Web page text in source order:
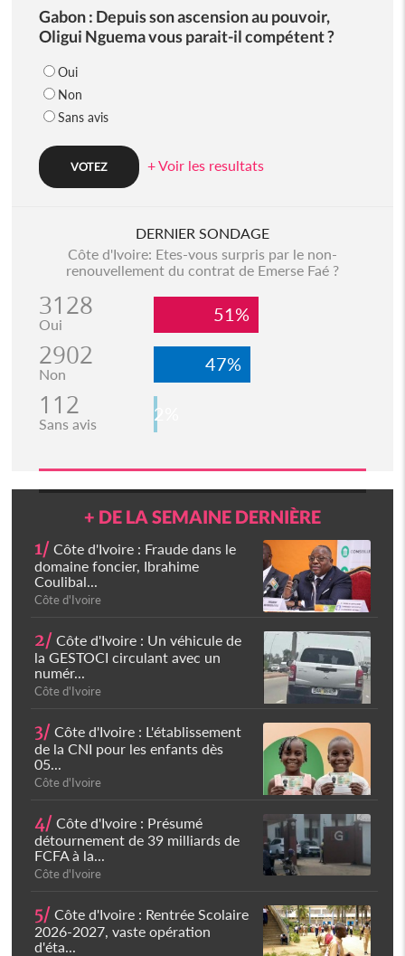
Gabon : Depuis son ascension au pouvoir,
Oligui Nguema vous parait-il compétent ?
Oui
Non
Sans avis
+ Voir les resultats
DERNIER SONDAGE
Côte d'Ivoire: Etes-vous surpris par le non-
renouvellement du contrat de Emerse Faé ?
3128
Oui 51%
2902
Non 47%
112
Sans avis 2%
+ DE LA SEMAINE DERNIÈRE
1/ Côte d'Ivoire : Fraude dans le
domaine foncier, Ibrahime
Coulibal...
Côte d'Ivoire
2/ Côte d'Ivoire : Un véhicule de
la GESTOCI circulant avec un
numér...
Côte d'Ivoire
3/ Côte d'Ivoire : L'établissement
de la CNI pour les enfants dès
05...
Côte d'Ivoire
4/ Côte d'Ivoire : Présumé
détournement de 39 milliards de
FCFA à la...
Côte d'Ivoire
5/ Côte d'Ivoire : Rentrée Scolaire
2026-2027, vaste opération
d'éta...